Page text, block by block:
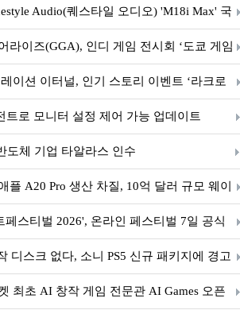
Audio(퀘스타일 오디오) 'M18i Max' 국
라이즈(GGA), 인디 게임 전시회 ‘도쿄 게임
이션 이터널, 인기 스토리 이벤트 ‘라크로
성한 기념 이벤트 실시!
트로 모니터 설정 제어 가능 업데이트
도체 기업 타알라스 인수
플 A20 Pro 생산 차질, 10억 달러 규모 웨이
페스티벌 2026', 온라인 페스티벌 7일 공식
디스크 없다, 소니 PS5 신규 패키지에 경고
최초 AI 창작 게임 전문관 AI Games 오픈